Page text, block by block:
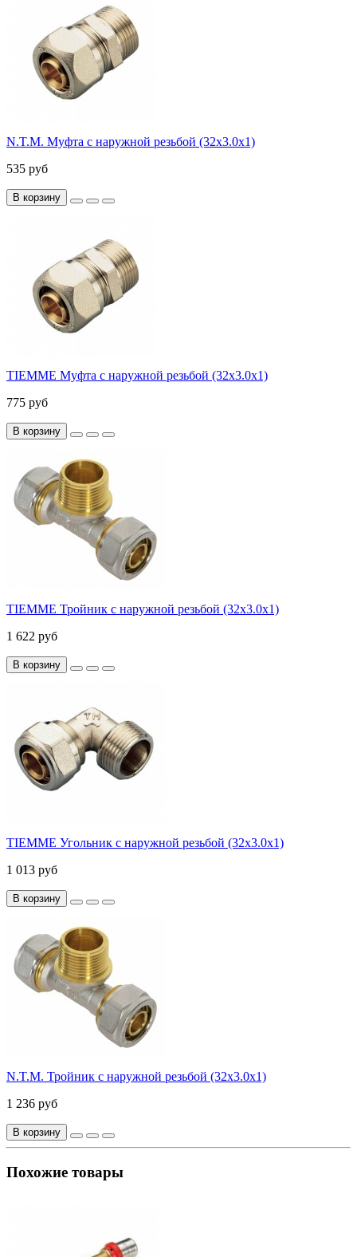
N.T.M. Муфта с наружной резьбой (32х3.0х1)
535 руб
В корзину
TIEMME Муфта с наружной резьбой (32х3.0х1)
775 руб
В корзину
TIEMME Тройник с наружной резьбой (32х3.0х1)
1 622 руб
В корзину
TIEMME Угольник с наружной резьбой (32х3.0х1)
1 013 руб
В корзину
N.T.M. Тройник с наружной резьбой (32х3.0х1)
1 236 руб
В корзину
Похожие товары